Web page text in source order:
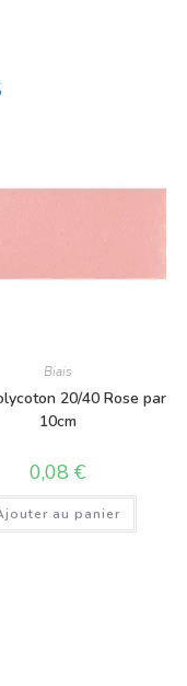
Biais
20/40 Rose par
10cm
0,08€
au panier